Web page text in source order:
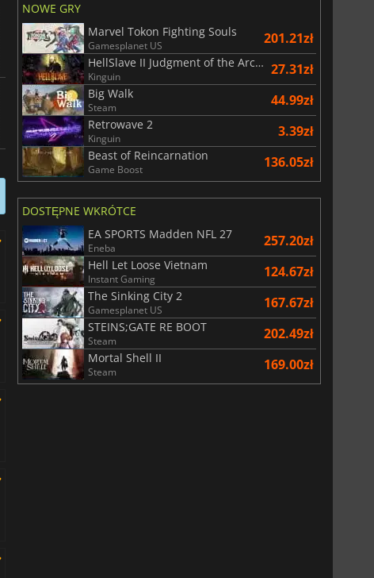
NOWE GRY
Marvel Tokon Fighting Souls
Gamesplanet US 201.21zł
HellSlave II Judgment of the Archon
Kinguin 27.31zł
Big Walk
Steam 44.99zł
Retrowave 2
Kinguin 3.39zł
Beast of Reincarnation
Game Boost 136.05zł
DOSTĘPNE WKRÓTCE
EA SPORTS Madden NFL 27
Eneba 257.20zł
Hell Let Loose Vietnam
Instant Gaming 124.67zł
The Sinking City 2
Gamesplanet US 167.67zł
STEINS;GATE RE BOOT
Steam 202.49zł
Mortal Shell II
Steam 169.00zł